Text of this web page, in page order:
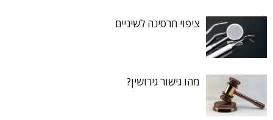
ציפוי חרסינה לשיניים
מהו גישור גירושין?